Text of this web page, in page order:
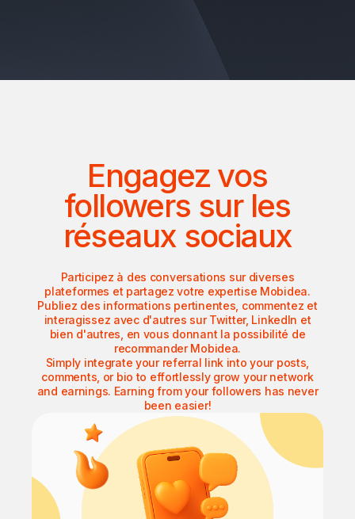
Engagez vos
followers sur les
réseaux sociaux
Participez à des conversations sur diverses
plateformes et partagez votre expertise Mobidea.
Publiez des informations pertinentes, commentez et
interagissez avec d'autres sur Twitter, LinkedIn et
bien d'autres, en vous donnant la possibilité de
recommander Mobidea.
Simply integrate your referral link into your posts,
comments, or bio to effortlessly grow your network
and earnings. Earning from your followers has never
been easier!